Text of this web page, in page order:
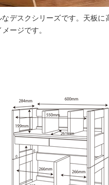
デスクシリーズです。天板
ージです。